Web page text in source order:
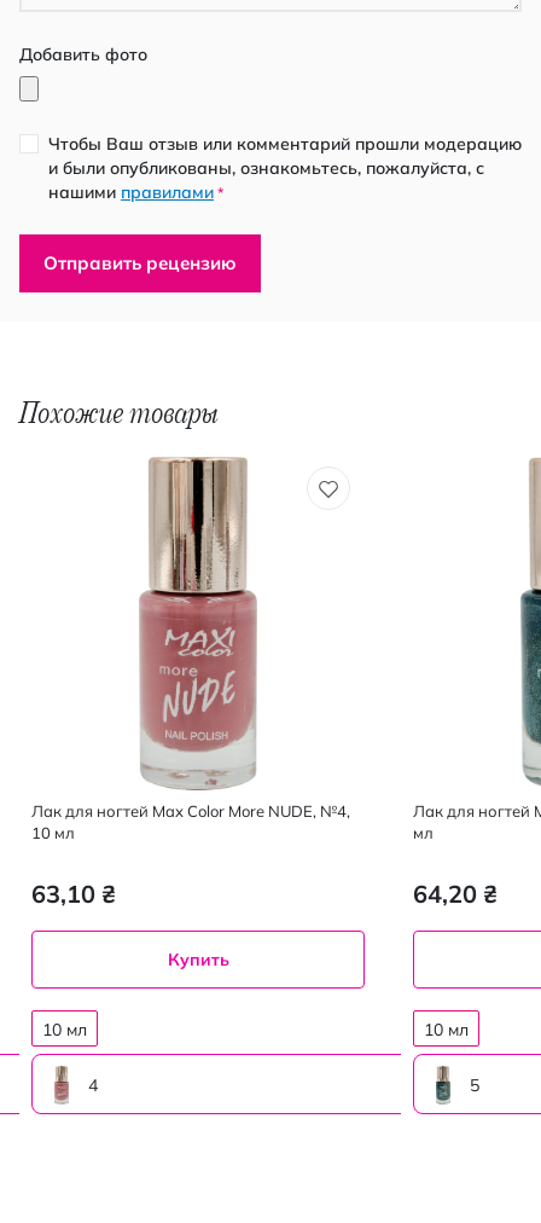
Добавить фото
Чтобы Ваш отзыв или комментарий прошли модерацию
и были опубликованы, ознакомьтесь, пожалуйста, с
нашими правилами *
Отправить рецензию
Похожие товары
Лак для ногтей Max Color More NUDE, №4,
10 мл
63,10 ₴
Купить
4
10 мл
Лак для ногтей
мл
64,20 ₴
5
10 мл